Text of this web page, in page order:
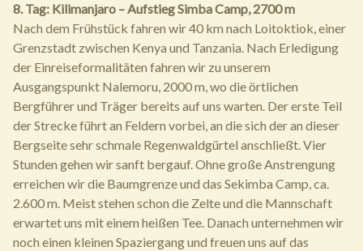
8. Tag: Kilimanjaro – Aufstieg Simba Camp, 2700 m
Nach dem Frühstück fahren wir 40 km nach Loitoktiok, einer
Grenzstadt zwischen Kenya und Tanzania. Nach Erledigung
der Einreiseformalitäten fahren wir zu unserem
Ausgangspunkt Nalemoru, 2000 m, wo die örtlichen
Bergführer und Träger bereits auf uns warten. Der erste Teil
der Strecke führt an Feldern vorbei, an die sich der an dieser
Bergseite sehr schmale Regenwaldgürtel anschließt. Vier
Stunden gehen wir sanft bergauf. Ohne große Anstrengung
erreichen wir die Baumgrenze und das Sekimba Camp, ca.
2.600 m. Meist stehen schon die Zelte und die Mannschaft
erwartet uns mit einem heißen Tee. Danach unternehmen wir
noch einen kleinen Spaziergang und freuen uns auf das